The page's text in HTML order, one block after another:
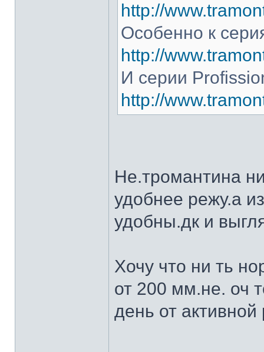
http://
Особенно к
http://
И серии
http://
Не.тромантина
удобнее режу.а
удобны.дк и
Хочу что ни ть
от 200 мм.не. оч
день от